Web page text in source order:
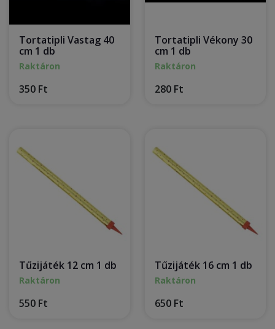
Tortatipli Vastag 40
cm 1 db
Raktáron
350 Ft
Tortatipli Vékony 30
cm 1 db
Raktáron
280 Ft
Tűzijáték 12 cm 1 db
Raktáron
550 Ft
Tűzijáték 16 cm 1 db
Raktáron
650 Ft